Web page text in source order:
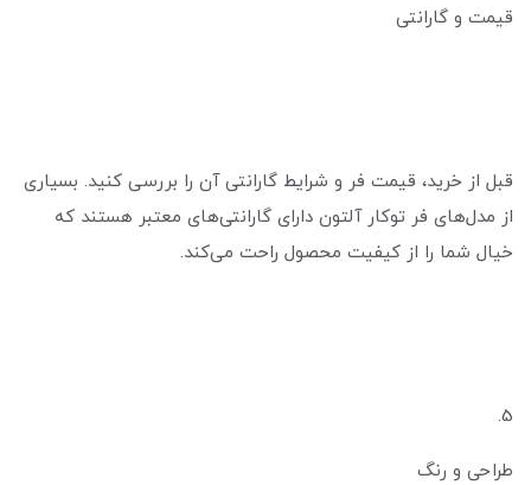
قیمت و گارانتی
قبل از خرید، قیمت فر و شرایط گارانتی آن را بررسی کنید. بسیاری
از مدل‌های فر توکار آلتون دارای گارانتی‌های معتبر هستند که
خیال شما را از کیفیت محصول راحت می‌کند.
5.
طراحی و رنگ